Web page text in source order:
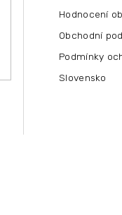
Hodnocení
Obchodní
Podmínky
Slovensko